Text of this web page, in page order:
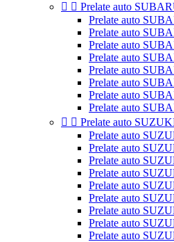
  Prelate auto
Prelate auto
Prelate auto
Prelate auto
Prelate auto
Prelate auto
Prelate auto
Prelate auto
Prelate auto
  Prelate auto
Prelate auto
Prelate auto
Prelate auto
Prelate auto
Prelate auto
Prelate auto
Prelate auto
Prelate auto
Prelate auto